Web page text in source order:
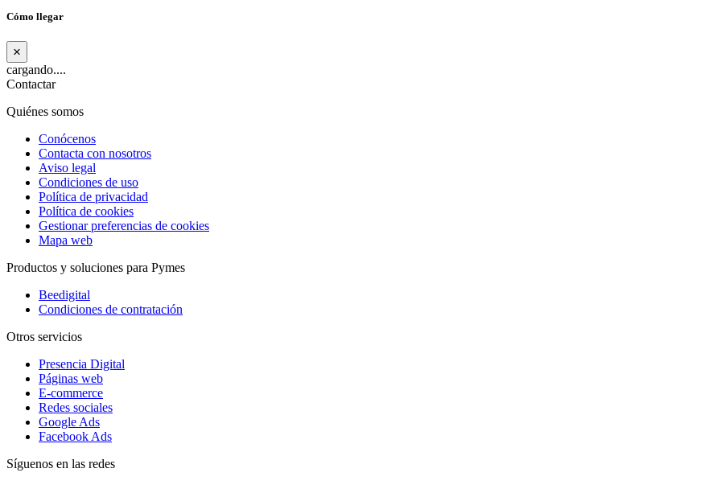
Cómo llegar
×
cargando....
Contactar
Quiénes somos
Conócenos
Contacta con nosotros
Aviso legal
Condiciones de uso
Política de privacidad
Política de cookies
Gestionar preferencias de cookies
Mapa web
Productos y soluciones para Pymes
Beedigital
Condiciones de contratación
Otros servicios
Presencia Digital
Páginas web
E-commerce
Redes sociales
Google Ads
Facebook Ads
Síguenos en las redes